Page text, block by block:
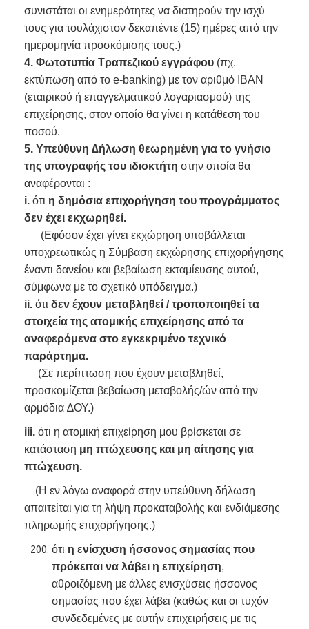
συνιστάται οι ενημερότητες να διατηρούν την ισχύ
τους για τουλάχιστον δεκαπέντε (15) ημέρες από την
ημερομηνία προσκόμισης τους.)
4. Φωτοτυπία Τραπεζικού εγγράφου (πχ.
εκτύπωση από το e-banking) με τον αριθμό ΙΒΑΝ
(εταιρικού ή επαγγελματικού λογαριασμού) της
επιχείρησης, στον οποίο θα γίνει η κατάθεση του
ποσού.
5. Υπεύθυνη ∆ήλωση θεωρημένη για το γνήσιο
της υπογραφής του ιδιοκτήτη στην οποία θα
αναφέρονται :
i. ότι η δημόσια επιχορήγηση του προγράμματος
δεν έχει εκχωρηθεί.
(Εφόσον έχει γίνει εκχώρηση υποβάλλεται
υποχρεωτικώς η Σύμβαση εκχώρησης επιχορήγησης
έναντι δανείου και βεβαίωση εκταμίευσης αυτού,
σύμφωνα με το σχετικό υπόδειγμα.)
ii. ότι δεν έχουν μεταβληθεί / τροποποιηθεί τα
στοιχεία της ατομικής επιχείρησης από τα
αναφερόμενα στο εγκεκριμένο τεχνικό
παράρτημα.
(Σε περίπτωση που έχουν μεταβληθεί,
προσκομίζεται βεβαίωση μεταβολής/ών από την
αρμόδια ∆ΟΥ.)
iii. ότι η ατομική επιχείρηση μου βρίσκεται σε
κατάσταση μη πτώχευσης και μη αίτησης για
πτώχευση.
(Η εν λόγω αναφορά στην υπεύθυνη δήλωση
απαιτείται για τη λήψη προκαταβολής και ενδιάμεσης
πληρωμής επιχορήγησης.)
ότι η ενίσχυση ήσσονος σημασίας που
πρόκειται να λάβει η επιχείρηση,
αθροιζόμενη με άλλες ενισχύσεις ήσσονος
σημασίας που έχει λάβει (καθώς και οι τυχόν
συνδεδεμένες με αυτήν επιχειρήσεις με τις